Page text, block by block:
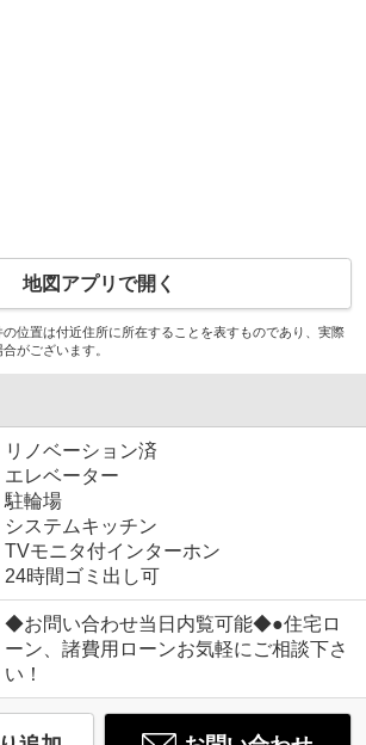
地図アプリで開く
位置は付近住所に所在することを表すものであり、実際
がございます。
リノベーション済
エレベーター
駐輪場
システムキッチン
TVモニタ付インターホン
24時間ゴミ出し可
◆お問い合わせ当日内覧可能◆●住宅ロ
ーン、諸費用ローンお気軽にご相談下さ
い！